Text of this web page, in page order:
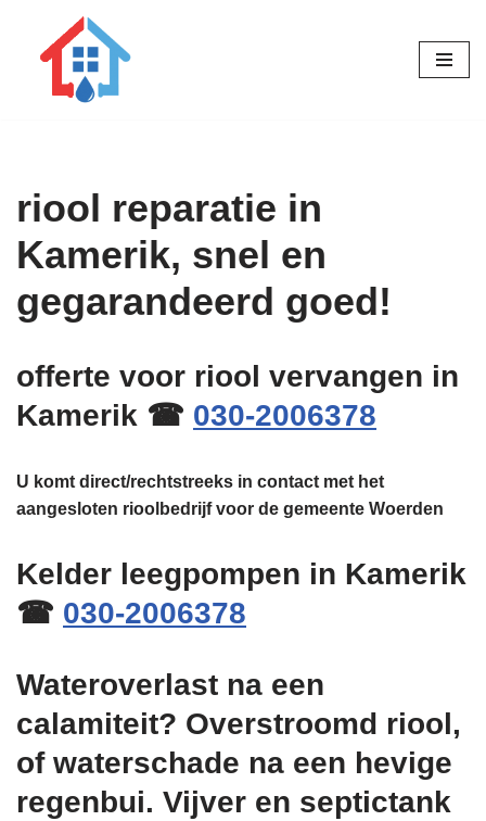
riool reparatie in
Kamerik, snel en
gegarandeerd goed!
offerte voor riool vervangen in
Kamerik ☎ 030-2006378
U komt direct/rechtstreeks in contact met het
aangesloten rioolbedrijf voor de gemeente Woerden
Kelder leegpompen in Kamerik
☎ 030-2006378
Wateroverlast na een
calamiteit? Overstroomd riool,
of waterschade na een hevige
regenbui. Vijver en septictank